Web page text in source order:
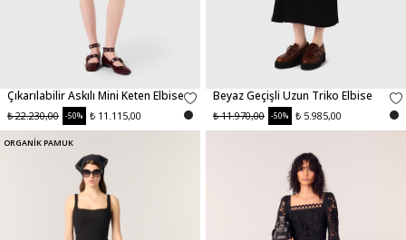
Çıkarılabilir Askılı Mini Keten Elbise
₺ 22.230,00 -50% ₺ 11.115,00
Beyaz Geçişli Uzun Triko Elbise
₺ 11.970,00 -50% ₺ 5.985,00
ORGANİK PAMUK